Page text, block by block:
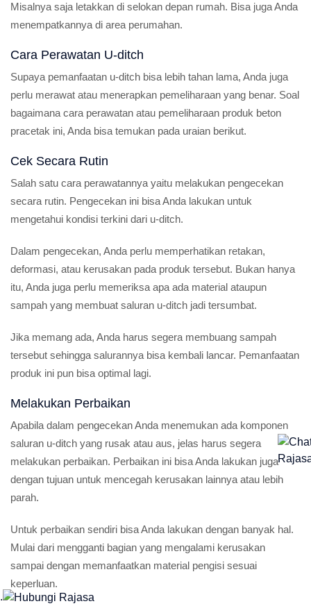
Misalnya saja letakkan di selokan depan rumah. Bisa juga Anda
menempatkannya di area perumahan.
Cara Perawatan U-ditch
Supaya pemanfaatan u-ditch bisa lebih tahan lama, Anda juga
perlu merawat atau menerapkan pemeliharaan yang benar. Soal
bagaimana cara perawatan atau pemeliharaan produk beton
pracetak ini, Anda bisa temukan pada uraian berikut.
Cek Secara Rutin
Salah satu cara perawatannya yaitu melakukan pengecekan
secara rutin. Pengecekan ini bisa Anda lakukan untuk
mengetahui kondisi terkini dari u-ditch.
Dalam pengecekan, Anda perlu memperhatikan retakan,
deformasi, atau kerusakan pada produk tersebut. Bukan hanya
itu, Anda juga perlu memeriksa apa ada material ataupun
sampah yang membuat saluran u-ditch jadi tersumbat.
Jika memang ada, Anda harus segera membuang sampah
tersebut sehingga salurannya bisa kembali lancar. Pemanfaatan
produk ini pun bisa optimal lagi.
Melakukan Perbaikan
Apabila dalam pengecekan Anda menemukan ada komponen
saluran u-ditch yang rusak atau aus, jelas harus segera
melakukan perbaikan. Perbaikan ini bisa Anda lakukan juga
dengan tujuan untuk mencegah kerusakan lainnya atau lebih
parah.
Untuk perbaikan sendiri bisa Anda lakukan dengan banyak hal.
Mulai dari mengganti bagian yang mengalami kerusakan
sampai dengan memanfaatkan material pengisi sesuai
keperluan.
.